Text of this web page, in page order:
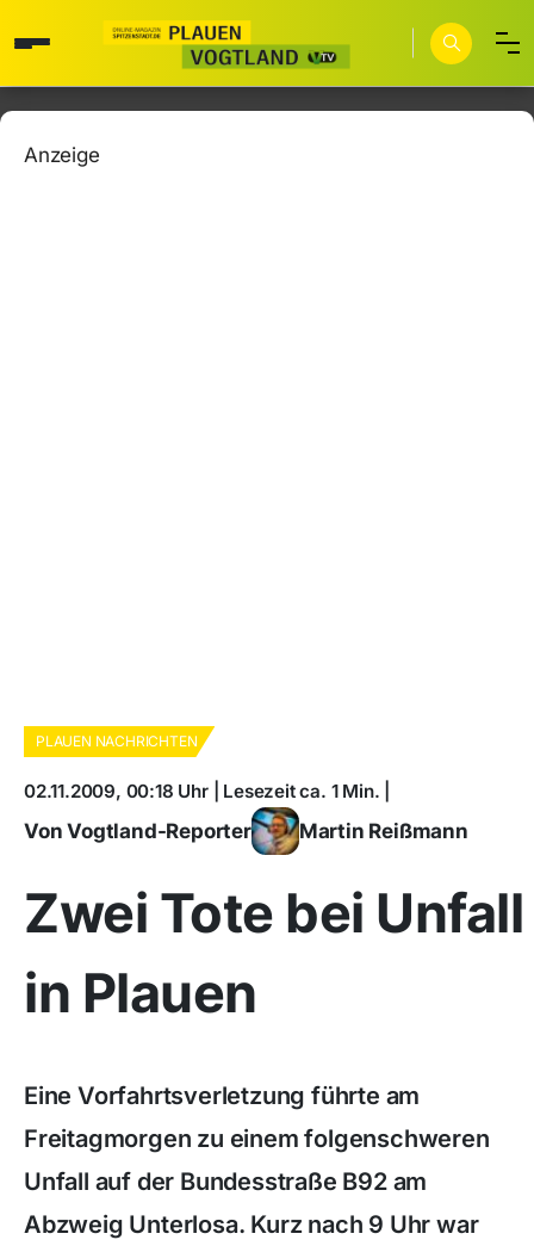
Anzeige
PLAUEN NACHRICHTEN
02.11.2009, 00:18 Uhr | Lesezeit ca. 1 Min. |
Von Vogtland-Reporter Martin Reißmann
Zwei Tote bei Unfall
in Plauen
Eine Vorfahrtsverletzung führte am
Freitagmorgen zu einem folgenschweren
Unfall auf der Bundesstraße B92 am
Abzweig Unterlosa. Kurz nach 9 Uhr war